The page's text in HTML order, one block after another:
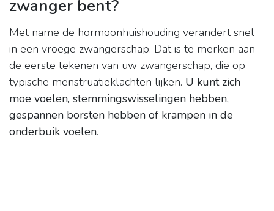
zwanger bent?
Met name de hormoonhuishouding verandert snel
in een vroege zwangerschap. Dat is te merken aan
de eerste tekenen van uw zwangerschap, die op
typische menstruatieklachten lijken. U kunt zich
moe voelen, stemmingswisselingen hebben,
gespannen borsten hebben of krampen in de
onderbuik voelen.